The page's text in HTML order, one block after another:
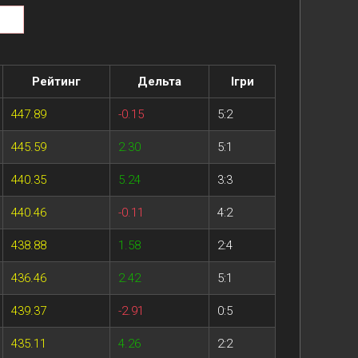
Рейтинг Дельта Ігри
447.89 -0.15 5:2
445.59 2.30 5:1
440.35 5.24 3:3
440.46 -0.11 4:2
438.88 1.58 2:4
436.46 2.42 5:1
439.37 -2.91 0:5
435.11 4.26 2:2